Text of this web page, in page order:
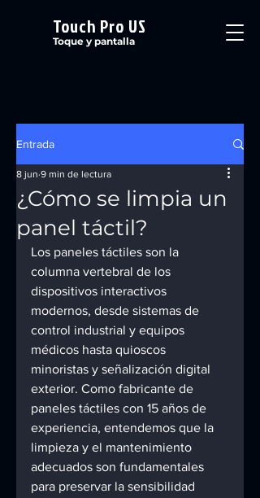
Touch Pro US
Toque y pantalla
Entrada
¿Cómo se limpia un
panel táctil?
8 jun 9 min de lectura
Los paneles táctiles son la
columna vertebral de los
dispositivos interactivos
modernos, desde sistemas de
control industrial y equipos
médicos hasta quioscos
minoristas y señalización digital
exterior. Como fabricante de
paneles táctiles con 15 años de
experiencia, entendemos que la
limpieza y el mantenimiento
adecuados son fundamentales
para preservar la sensibilidad